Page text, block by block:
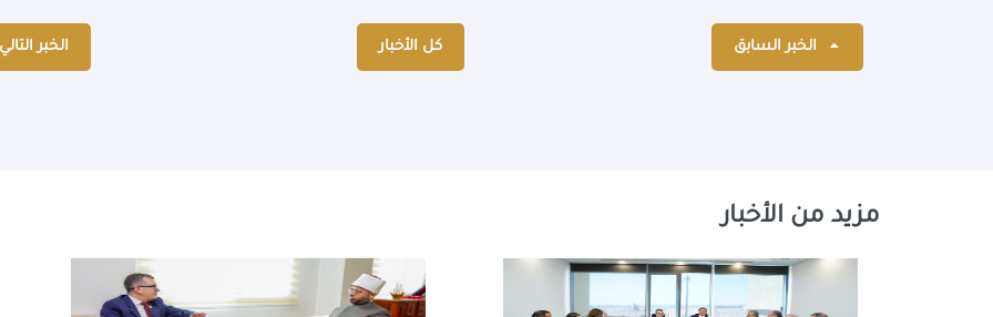
الخبر السابق كل الأخبار الخبر التالي
مزيد من الأخبار